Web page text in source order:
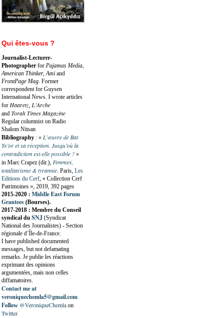
Qui êtes-vous ?
Journalist-Lecturer-
Photographer for Pajamas Media,
American Thinker, Ami and
FrontPage Mag. Former
correspondent for Guysen
International News. I wrote articles
for Haaretz, L'Arche
and Torah Times Magazine
Regular columnist on Radio
Shalom Nitsan
Bibliography : « L’œuvre de Bat
Ye’or et sa réception. Jusqu’où la
contradiction est-elle possible ? »
in Marc Crapez (dir.), Femmes,
totalitarisme & tyrannie. Paris, Les
Editions du Cerf, « Collection Cerf
Patrimoines », 2019, 392 pages
2015-2020 : Middle East Forum
Grantees (Bourses).
2017-2018 : Membre du Conseil
syndical du SNJ (Syndicat
National des Journalistes) - Section
régionale d’Île-de-France.
I have published documented
messages, but not defamating
remarks. Je publie les réactions
exprimant des opinions
argumentées, mais non celles
diffamatoires.
Contact me at
veroniquechemla5@gmail.com
Follow @VeroniqueChemlaon
Twitter